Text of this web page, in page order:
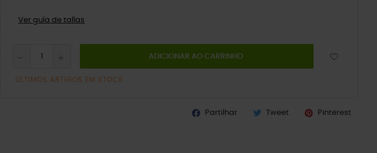
Ver guía de tallas
ADICIONAR AO CARRINHO
ÚLTIMOS ARTIGOS EM STOCK
Partilhar Tweet Pinterest